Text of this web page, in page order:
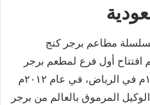
مطاعم برجر كنج
أول فرع لمطعم برجر
كنج بالسعودية في ديسمبر عام ١٩٩٢م في الرياض، في عام ٢٠١٢م
المرموق بالعالم من برجر